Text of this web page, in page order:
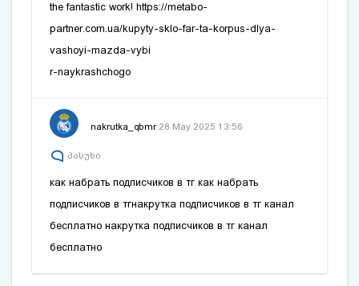
the fantastic work! https://metabo-
partner.com.ua/kupyty-sklo-far-ta-korpus-dlya-
vashoyi-mazda-vybi
r-naykrashchogo
nakrutka_qbmr 28 May 2025 13:56
პასუხი
как набрать подписчиков в тгкак набрать
подписчиков в тгнакрутка подписчиков в тг канал
бесплатнонакрутка подписчиков в тг канал
бесплатно